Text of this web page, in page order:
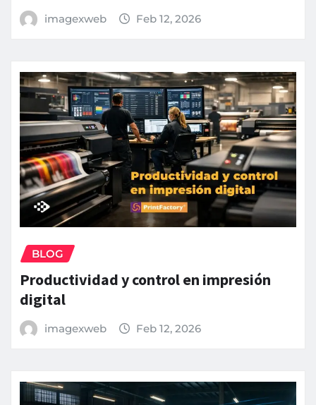
imagexweb Feb 12, 2026
BLOG
Productividad y control en impresión
digital
imagexweb Feb 12, 2026